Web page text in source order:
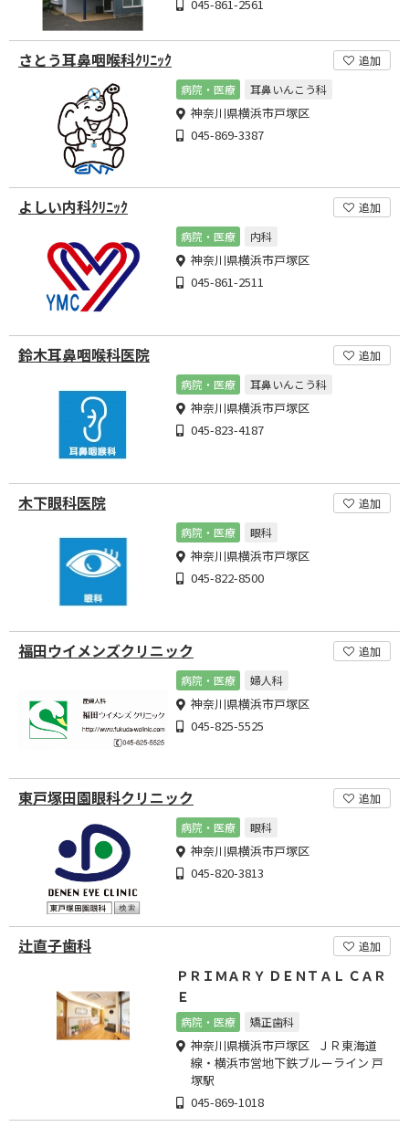
045-861-2561
さとう耳鼻咽喉科ｸﾘﾆｯｸ
追加
病院・医療
耳鼻いんこう科
神奈川県横浜市戸塚区
045-869-3387
よしい内科ｸﾘﾆｯｸ
追加
病院・医療
内科
神奈川県横浜市戸塚区
045-861-2511
鈴木耳鼻咽喉科医院
追加
病院・医療
耳鼻いんこう科
神奈川県横浜市戸塚区
045-823-4187
木下眼科医院
追加
病院・医療
眼科
神奈川県横浜市戸塚区
045-822-8500
福田ウイメンズクリニック
追加
病院・医療
婦人科
神奈川県横浜市戸塚区
045-825-5525
東戸塚田園眼科クリニック
追加
病院・医療
眼科
神奈川県横浜市戸塚区
045-820-3813
辻直子歯科 追加
ＰＲＩＭＡＲＹ ＤＥＮＴＡＬ ＣＡＲ
Ｅ
病院・医療 矯正歯科
神奈川県横浜市戸塚区 ＪＲ東海道
線・横浜市営地下鉄ブルーライン 戸
塚駅
045-869-1018